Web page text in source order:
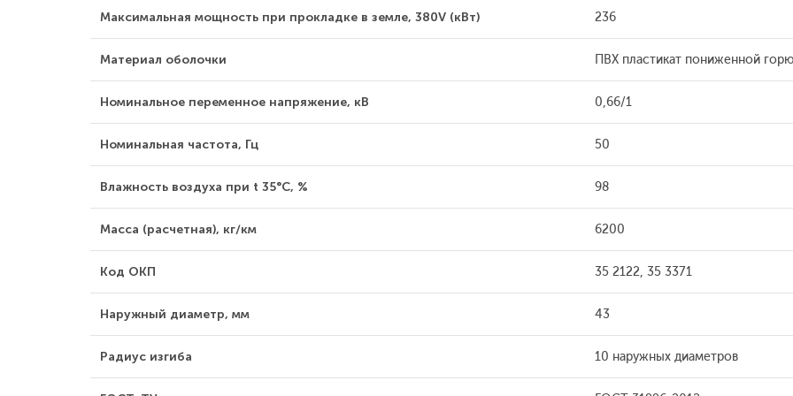
Максимальная мощность при прокладке в земле, 380V (кВт) 236
Материал оболочки ПВХ пластикат пониженной
Номинальное переменное напряжение, кВ 0,66/1
Номинальная частота, Гц 50
Влажность воздуха при t 35°С, % 98
Масса (расчетная), кг/км 6200
Код ОКП 35 2122, 35 3371
Наружный диаметр, мм 43
Радиус изгиба 10 наружных диаметров